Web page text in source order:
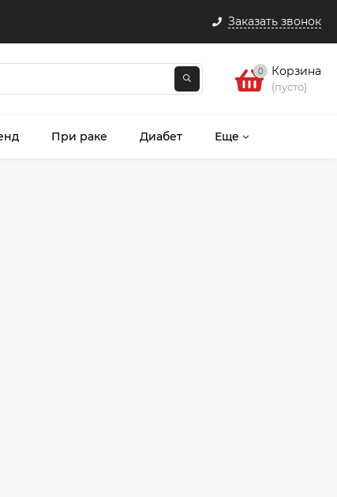
Заказать звонок
0 Корзина
(пусто)
При раке Диабет Еще